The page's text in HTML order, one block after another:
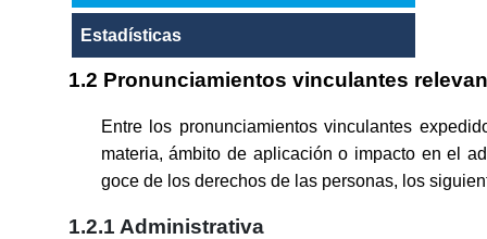
Estadísticas
1.2 Pronunciamientos vinculantes
Entre los pronunciamientos vinculantes
materia, ámbito de aplicación o impacto en el
goce de los derechos de las personas, los
1.2.1 Administrativa